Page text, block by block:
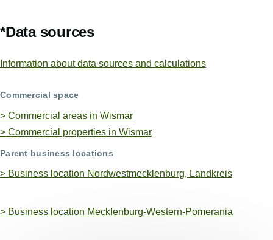
*Data sources
Information about data sources and calculations
Commercial space
> Commercial areas in Wismar
> Commercial properties in Wismar
Parent business locations
> Business location Nordwestmecklenburg, Landkreis
> Business location Mecklenburg-Western-Pomerania